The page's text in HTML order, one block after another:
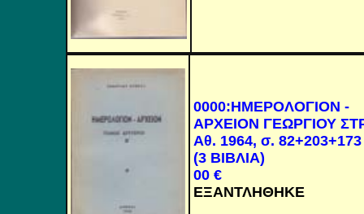
0000:ΗΜΕΡΟΛΟΓΙΟΝ -
ΑΡΧΕΙΟΝ ΓΕΩΡΓΙΟΥ
Αθ. 1964, σ. 82+203+173
(3 ΒΙΒΛΙΑ)
00€
ΕΞΑΝΤΛΗΘΗΚΕ